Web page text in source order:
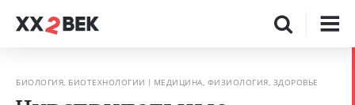
БИОЛОГИЯ, БИОТЕХНОЛОГИИ МЕДИЦИНА, ФИЗИОЛОГИЯ, ЗДОРОВЬЕ